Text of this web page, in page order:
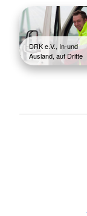
DRK e.V., In-und
Ausland, auf Dritte